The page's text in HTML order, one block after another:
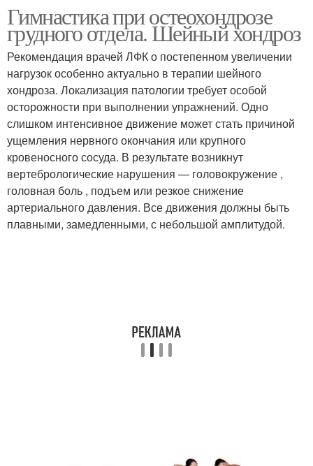
остеохондрозе
Шейная гимнастика
Изометрическая
гимнастика
Гимнастика при остеохондрозе
грудного отдела. Шейный хондроз
Рекомендация врачей ЛФК о постепенном увеличении
нагрузок особенно актуально в терапии шейного
хондроза. Локализация патологии требует особой
осторожности при выполнении упражнений. Одно
слишком интенсивное движение может стать причиной
ущемления нервного окончания или крупного
кровеносного сосуда. В результате возникнут
вертебрологические нарушения — головокружение ,
головная боль , подъем или резкое снижение
артериального давления. Все движения должны быть
плавными, замедленными, с небольшой амплитудой.